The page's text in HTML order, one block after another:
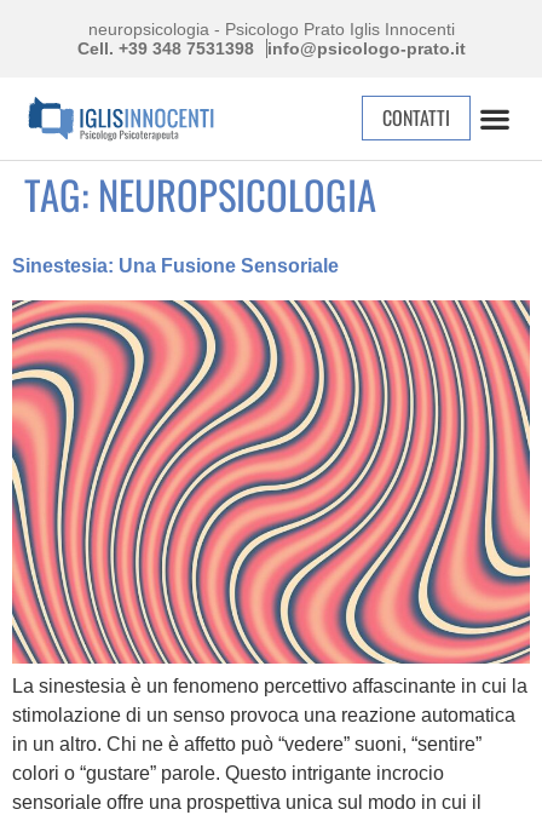
neuropsicologia - Psicologo Prato Iglis Innocenti
Cell. +39 348 7531398
info@psicologo-prato.it
CONTATTI
TAG: NEUROPSICOLOGIA
Sinestesia: Una Fusione Sensoriale
La sinestesia è un fenomeno percettivo affascinante in cui la
stimolazione di un senso provoca una reazione automatica
in un altro. Chi ne è affetto può “vedere” suoni, “sentire”
colori o “gustare” parole. Questo intrigante incrocio
sensoriale offre una prospettiva unica sul modo in cui il